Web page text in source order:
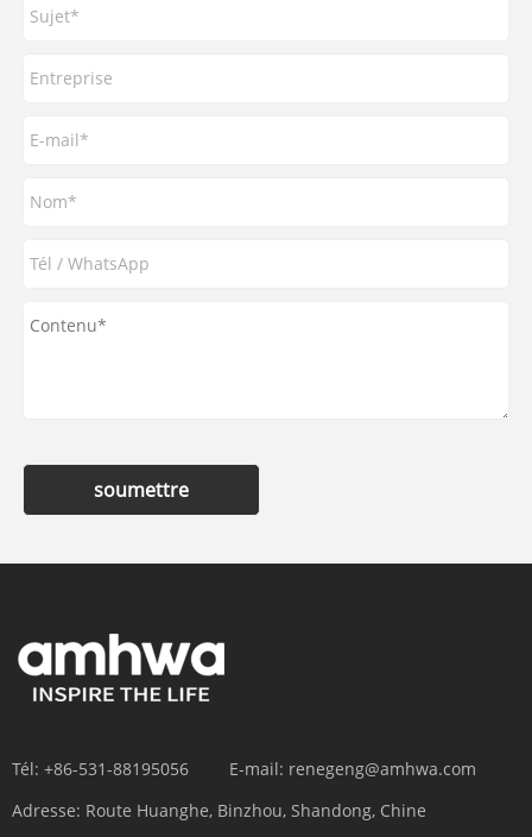
soumettre
Tél: +86-531-88195056 E-mail: renegeng@amhwa.com
Adresse: Route Huanghe, Binzhou, Shandong, Chine